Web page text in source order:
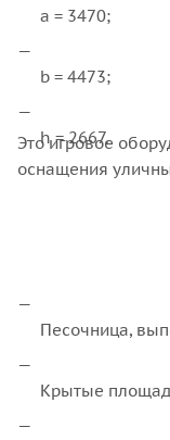
a = 3470;
b = 4473;
h = 2667.
Это игровое
оснащения
Песочница,
Крытые